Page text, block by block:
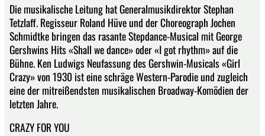
Die musikalische Leitung hat Generalmusikdirektor Stephan
Tetzlaff. Regisseur Roland Hüve und der Choreograph Jochen
Schmidtke bringen das rasante Stepdance-Musical mit George
Gershwins Hits «Shall we dance» oder «I got rhythm» auf die
Bühne. Ken Ludwigs Neufassung des Gershwin-Musicals «Girl
Crazy» von 1930 ist eine schräge Western-Parodie und zugleich
eine der mitreißendsten musikalischen Broadway-Komödien der
letzten Jahre.
CRAZY FOR YOU